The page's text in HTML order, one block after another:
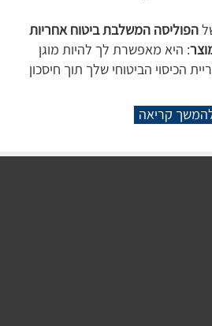
הפוליסה המשלבת ביטוח אחריות
: היא מאפשרת לך להיות מוגן
הכיסוי הביטוחי שלך תוך חיסכון
קריאה